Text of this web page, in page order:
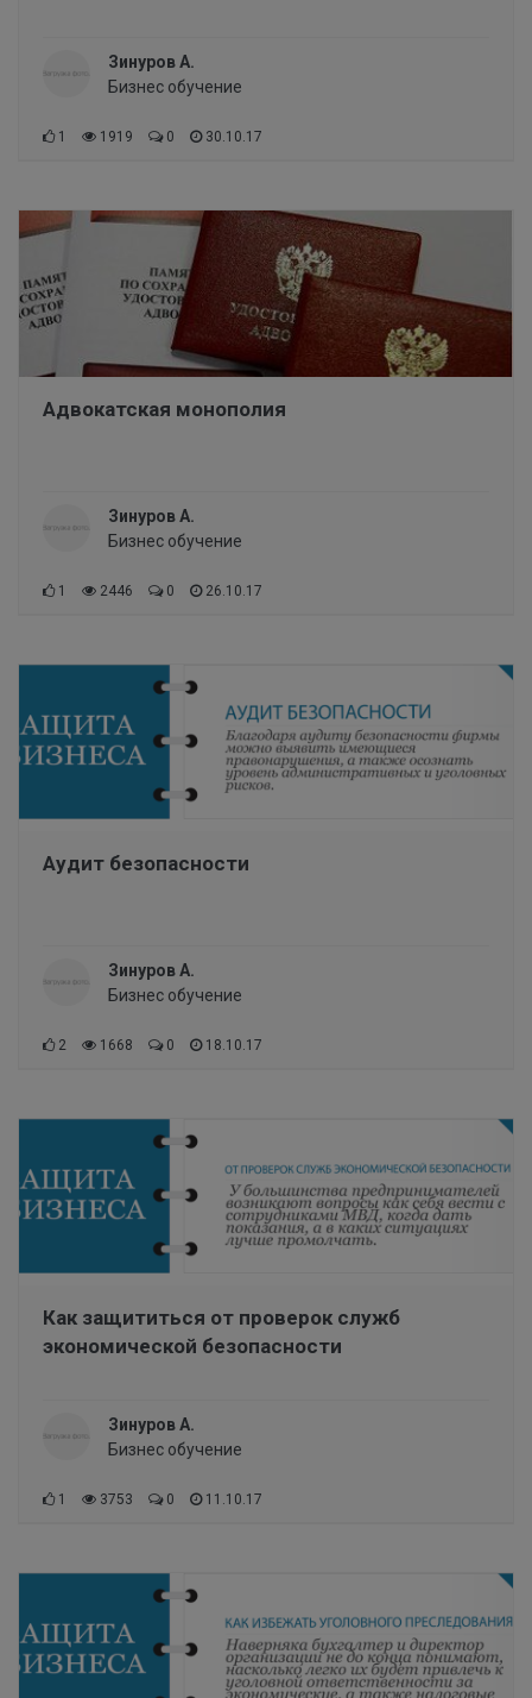
Зинуров А.
Бизнес обучение
1 1919 0 30.10.17
Адвокатская монополия
Зинуров А.
Бизнес обучение
1 2446 0 26.10.17
Аудит безопасности
Зинуров А.
Бизнес обучение
2 1668 0 18.10.17
Как защититься от проверок служб
экономической безопасности
Зинуров А.
Бизнес обучение
1 3753 0 11.10.17